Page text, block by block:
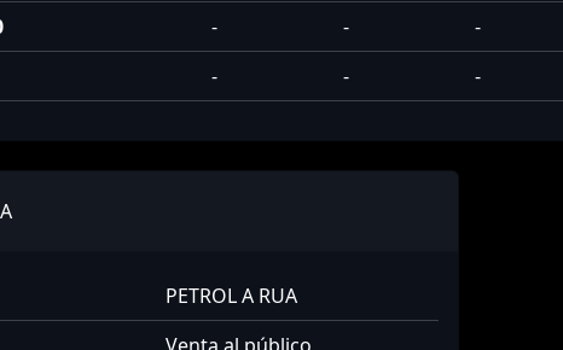
- - -
- - -
PETROL A RUA